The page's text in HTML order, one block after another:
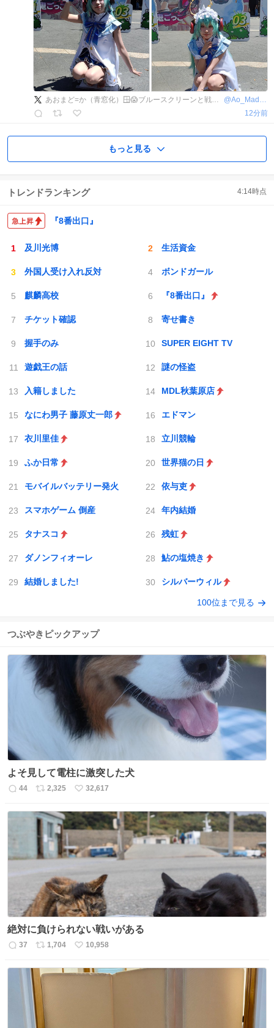
あおまど=か（青窓化）🪟😱ブルースクリーンと戦うVTuber @Ao_Madoka
13分前
もっと見る
トレンドランキング 4:14時点
『8番出口』
及川光博 生活資金
外国人受け入れ反対 ボンドガール
麒麟高校 『8番出口』
チケット確認 寄せ書き
握手のみ SUPER EIGHT TV
遊戯王の話 謎の怪盗
入籍しました MDL秋葉原店
なにわ男子 藤原丈一郎 エドマン
衣川里佳 立川競輪
ふか日常 世界猫の日
モバイルバッテリー発火 依与吏
スマホゲーム 倒産 年内結婚
タナスコ 残虹
ダノンフィオーレ 鮎の塩焼き
結婚しました! シルバーウィル
100位まで見る
つぶやきピックアップ
よそ見して電柱に激突した犬
返
数
44
リ
ス
ト
数
2,325
い
ね
数
32,617
絶対に負けられない戦いがある
返
37
リ
ス
ト
数
1,704
い
ね
10,958